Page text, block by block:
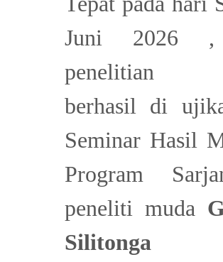
Juni 2026 ,
penelitian
berhasil di
Seminar Hasil
Program
peneliti muda
Silitonga